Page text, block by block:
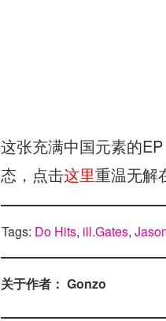
这张充满中国元素的
态，点击这里重温无解
Tags: Do Hits, ill.Gates,
关于作者： Gonzo